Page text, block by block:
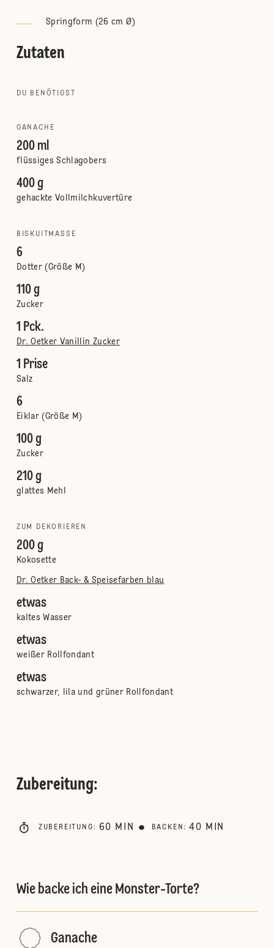
Springform (26 cm Ø)
Zutaten
DU BENÖTIGST
GANACHE
200 ml
flüssiges Schlagobers
400 g
gehackte Vollmilchkuvertüre
BISKUITMASSE
6
Dotter (Größe M)
110 g
Zucker
1 Pck.
Dr. Oetker Vanillin Zucker
1 Prise
Salz
6
Eiklar (Größe M)
100 g
Zucker
210 g
glattes Mehl
ZUM DEKORIEREN
200 g
Kokosette
Dr. Oetker Back- & Speisefarben blau
etwas
kaltes Wasser
etwas
weißer Rollfondant
etwas
schwarzer, lila und grüner Rollfondant
Zubereitung:
ZUBEREITUNG : 60 MIN BACKEN : 40 MIN
Wie backe ich eine Monster-Torte?
Ganache